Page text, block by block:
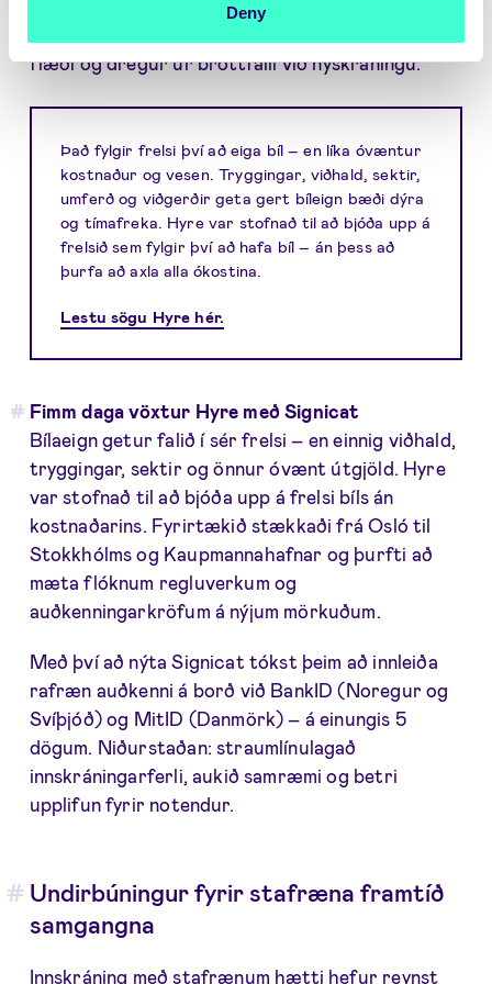
Deny
eins og sjálfvirk endurgjöf og auðkenningar sem
flæði og dregur úr brottfalli við nýskráningu.
Það fylgir frelsi því að eiga bíl – en líka óvæntur
kostnaður og vesen. Tryggingar, viðhald, sektir,
umferð og viðgerðir geta gert bíleign bæði dýra
og tímafreka. Hyre var stofnað til að bjóða upp á
frelsið sem fylgir því að hafa bíl – án þess að
þurfa að axla alla ókostina.
Lestu sögu Hyre hér.
Fimm daga vöxtur Hyre með Signicat
Bílaeign getur falið í sér frelsi – en einnig viðhald,
tryggingar, sektir og önnur óvænt útgjöld. Hyre
var stofnað til að bjóða upp á frelsi bíls án
kostnaðarins. Fyrirtækið stækkaði frá Osló til
Stokkhólms og Kaupmannahafnar og þurfti að
mæta flóknum regluverkum og
auðkenningarkröfum á nýjum mörkuðum.
Með því að nýta Signicat tókst þeim að innleiða
rafræn auðkenni á borð við BankID (Noregur og
Svíþjóð) og MitID (Danmörk) – á einungis 5
dögum. Niðurstaðan: straumlínulagað
innskráningarferli, aukið samræmi og betri
upplifun fyrir notendur.
Undirbúningur fyrir stafræna framtíð
samgangna
Innskráning með stafrænum hætti hefur reynst